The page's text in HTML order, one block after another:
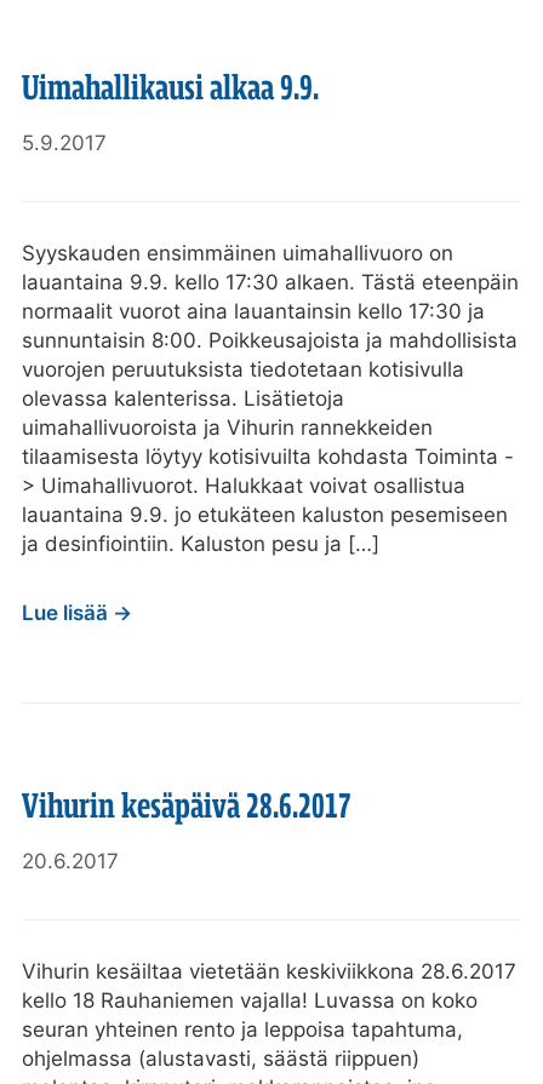
Uimahallikausi alkaa 9.9.
5.9.2017
Syyskauden ensimmäinen uimahallivuoro on
lauantaina 9.9. kello 17:30 alkaen. Tästä eteenpäin
normaalit vuorot aina lauantainsin kello 17:30 ja
sunnuntaisin 8:00. Poikkeusajoista ja mahdollisista
vuorojen peruutuksista tiedotetaan kotisivulla
olevassa kalenterissa. Lisätietoja
uimahallivuoroista ja Vihurin rannekkeiden
tilaamisesta löytyy kotisivuilta kohdasta Toiminta -
> Uimahallivuorot. Halukkaat voivat osallistua
lauantaina 9.9. jo etukäteen kaluston pesemiseen
ja desinfiointiin. Kaluston pesu ja […]
Lue lisää →
Vihurin kesäpäivä 28.6.2017
20.6.2017
Vihurin kesäiltaa vietetään keskiviikkona 28.6.2017
kello 18 Rauhaniemen vajalla! Luvassa on koko
seuran yhteinen rento ja leppoisa tapahtuma,
ohjelmassa (alustavasti, säästä riippuen)